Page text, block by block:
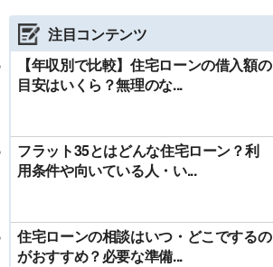
注目コンテンツ
【年収別で比較】住宅ローンの借入額の
目安はいくら？無理のな...
フラット35とはどんな住宅ローン？利
用条件や向いている人・い...
住宅ローンの相談はいつ・どこでするの
がおすすめ？必要な準備...